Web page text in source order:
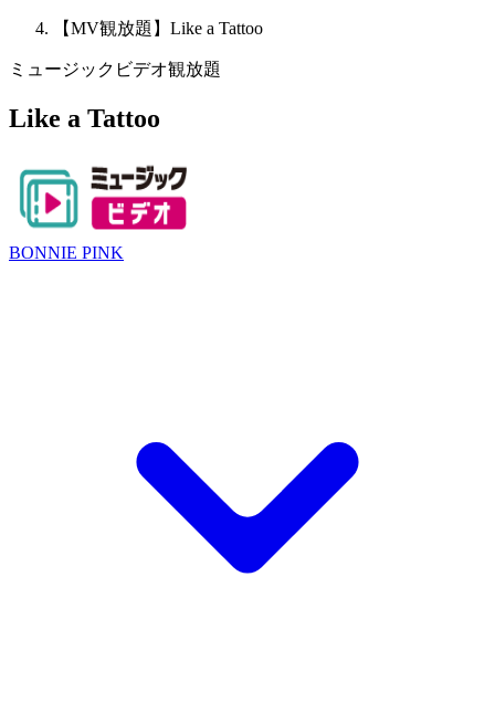
【MV観放題】Like a Tattoo
ミュージックビデオ観放題
Like a Tattoo
BONNIE PINK